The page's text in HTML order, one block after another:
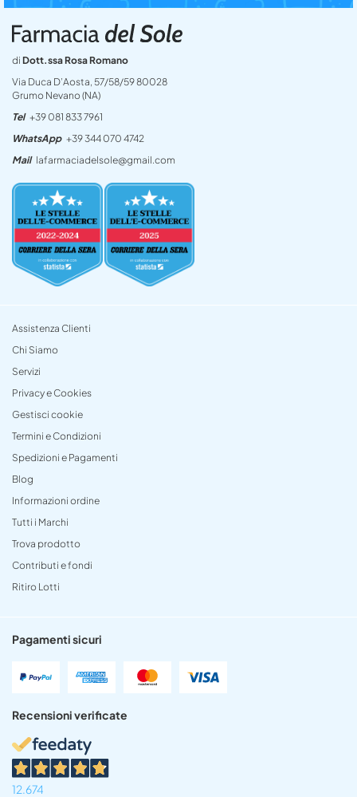
di Dott.ssa Rosa Romano
Via Duca D’Aosta, 57/58/59 80028
Grumo Nevano (NA)
Tel +39 081 833 7961
WhatsApp +39 344 070 4742
Mail lafarmaciadelsole@gmail.com
Assistenza Clienti
Chi Siamo
Servizi
Privacy e Cookies
Gestisci cookie
Termini e Condizioni
Spedizioni e Pagamenti
Blog
Informazioni ordine
Tutti i Marchi
Trova prodotto
Contributi e fondi
Ritiro Lotti
Pagamenti sicuri
Recensioni verificate
12.674